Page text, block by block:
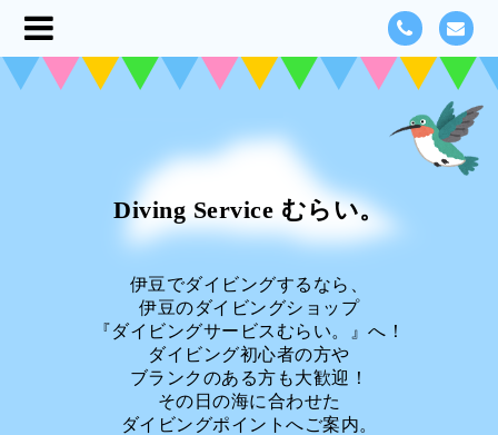
Diving Service むらい。
伊豆でダイビングするなら、
伊豆のダイビングショップ
『ダイビングサービスむらい。』へ！
ダイビング初心者の方や
ブランクのある方も大歓迎！
その日の海に合わせた
ダイビングポイントへご案内。